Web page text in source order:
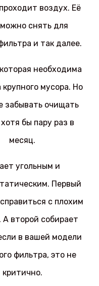
воздух. Её
можно снять для
и так далее.
необходима
крупного мусора. Но
забывать очищать
бы пару раз в
месяц.
угольным и
Первый
с плохим
А второй собирает
в вашей модели
фильтра, это не
критично.